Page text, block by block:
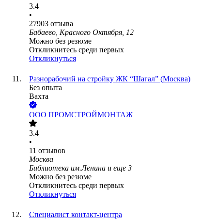
3.4
•
27903 отзыва
Бабаево, Красного Октября, 12
Можно без резюме
Откликнитесь среди первых
Откликнуться
Разнорабочий на стройку ЖК “Шагал” (Москва)
Без опыта
Вахта
ООО ПРОМСТРОЙМОНТАЖ
3.4
•
11 отзывов
Москва
Библиотека им.Ленина и еще 3
Можно без резюме
Откликнитесь среди первых
Откликнуться
Специалист контакт-центра